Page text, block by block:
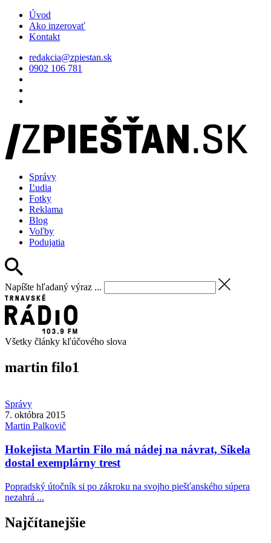
Úvod
Ako inzerovať
Kontakt
redakcia@zpiestan.sk
0902 106 781
Správy
Ľudia
Fotky
Reklama
Blog
Voľby
Podujatia
Napíšte hľadaný výraz ...
Všetky články kľúčového slova
martin filo1
Správy
7. októbra 2015
Martin Palkovič
Hokejista Martin Filo má nádej na návrat, Síkela
dostal exemplárny trest
Popradský útočník si po zákroku na svojho piešťanského súpera
nezahrá ...
Najčítanejšie